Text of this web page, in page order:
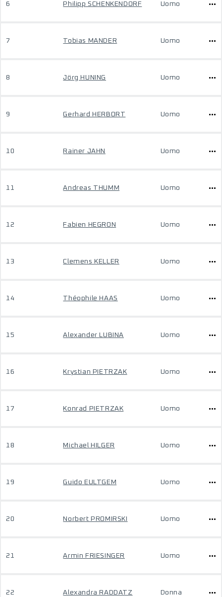
6 Philipp SCHENKENDORF Uomo
7 Tobias MANDER Uomo
8 Jörg HUNING Uomo
9 Gerhard HERBORT Uomo
10 Rainer JAHN Uomo
11 Andreas THUMM Uomo
12 Fabien HEGRON Uomo
13 Clemens KELLER Uomo
14 Théophile HAAS Uomo
15 Alexander LUBINA Uomo
16 Krystian PIETRZAK Uomo
17 Konrad PIETRZAK Uomo
18 Michael HILGER Uomo
19 Guido EULTGEM Uomo
20 Norbert PROMIRSKI Uomo
21 Armin FRIESINGER Uomo
22 Alexandra RADDATZ Donna